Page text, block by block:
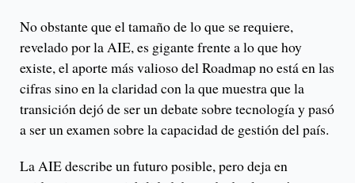
No obstante que el tamaño de lo que se requiere,
revelado por la AIE, es gigante frente a lo que hoy
existe, el aporte más valioso del Roadmap no está en las
cifras sino en la claridad con la que muestra que la
transición dejó de ser un debate sobre tecnología y pasó
a ser un examen sobre la capacidad de gestión del país.
La AIE describe un futuro posible, pero deja en